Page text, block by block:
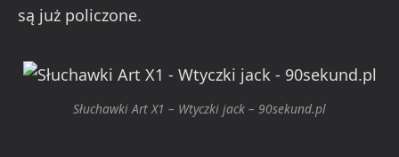
są już policzone.
Słuchawki Art X1 – Wtyczki jack – 90sekund.pl